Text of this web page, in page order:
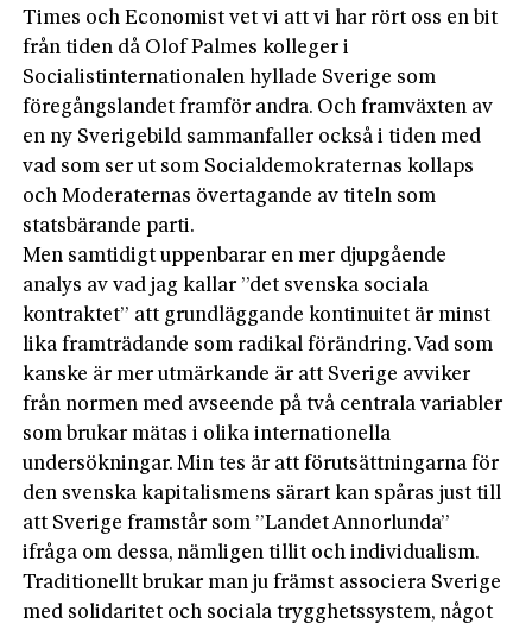
Times och Economist vet vi att vi har rört oss en bit
från tiden då Olof Palmes kolleger i
Socialistinternationalen hyllade Sverige som
föregångslandet framför andra. Och framväxten av
en ny Sverigebild sammanfaller också i tiden med
vad som ser ut som Socialdemokraternas kollaps
och Moderaternas övertagande av titeln som
statsbärande parti.
Men samtidigt uppenbarar en mer djupgående
analys av vad jag kallar ”det svenska sociala
kontraktet” att grundläggande kontinuitet är minst
lika framträdande som radikal förändring. Vad som
kanske är mer utmärkande är att Sverige avviker
från normen med avseende på två centrala variabler
som brukar mätas i olika internationella
undersökningar. Min tes är att förutsättningarna för
den svenska kapitalismens särart kan spåras just till
att Sverige framstår som ”Landet Annorlunda”
ifråga om dessa, nämligen tillit och individualism.
Traditionellt brukar man ju främst associera Sverige
med solidaritet och sociala trygghetssystem, något